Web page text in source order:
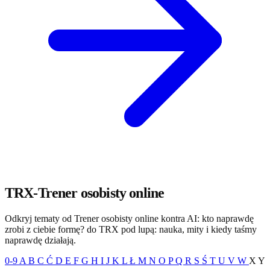
TRX-Trener osobisty online
Odkryj tematy od Trener osobisty online kontra AI: kto naprawdę
zrobi z ciebie formę? do TRX pod lupą: nauka, mity i kiedy taśmy
naprawdę działają.
0-9 A B C Ć D E F G H I J K L Ł M N O PQ R S Ś T U V W X Y